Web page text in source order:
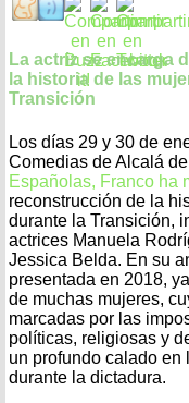
La actriz se encarga
la historia de las
Transición
Los días 29 y 30 de
Comedias de Alcalá
Españolas, Franco ha
reconstrucción de la
durante la Transición,
actrices Manuela
Jessica Belda. En su
presentada en 2018,
de muchas mujeres,
marcadas por las
políticas, religiosas y
un profundo calado en
durante la dictadura.